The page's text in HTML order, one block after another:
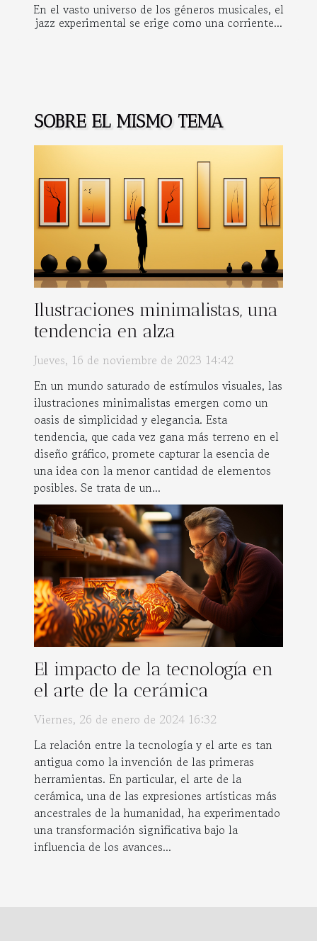
En el vasto universo de los géneros musicales, el
jazz experimental se erige como una corriente...
SOBRE EL MISMO TEMA
Ilustraciones minimalistas, una
tendencia en alza
Jueves, 16 de noviembre de 2023 14:42
En un mundo saturado de estímulos visuales, las
ilustraciones minimalistas emergen como un
oasis de simplicidad y elegancia. Esta
tendencia, que cada vez gana más terreno en el
diseño gráfico, promete capturar la esencia de
una idea con la menor cantidad de elementos
posibles. Se trata de un...
El impacto de la tecnología en
el arte de la cerámica
Viernes, 26 de enero de 2024 16:32
La relación entre la tecnología y el arte es tan
antigua como la invención de las primeras
herramientas. En particular, el arte de la
cerámica, una de las expresiones artísticas más
ancestrales de la humanidad, ha experimentado
una transformación significativa bajo la
influencia de los avances...